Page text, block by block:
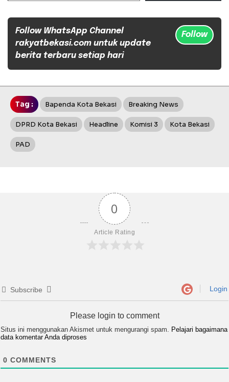
Follow WhatsApp Channel
rakyatbekasi.com untuk update
berita terbaru setiap hari
Follow
Tag : Bapenda Kota Bekasi Breaking News
DPRD Kota Bekasi Headline Komisi 3 Kota Bekasi
PAD
0
Article Rating
Subscribe Login
Please login to comment
Situs ini menggunakan Akismet untuk mengurangi spam. Pelajari bagaimana
data komentar Anda diproses
0 COMMENTS